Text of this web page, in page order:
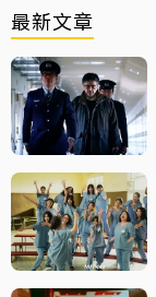
最新文章